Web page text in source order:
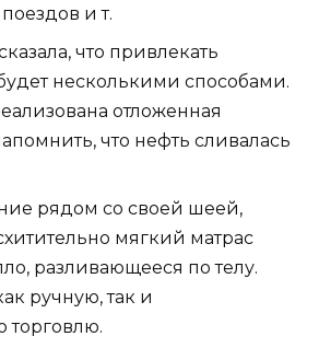
и т.
что привлекать
несколькими способами.
отложенная
что нефть сливалась
рядом со своей шеей,
мягкий матрас
разливающееся по телу.
ручную, так и
торговлю.